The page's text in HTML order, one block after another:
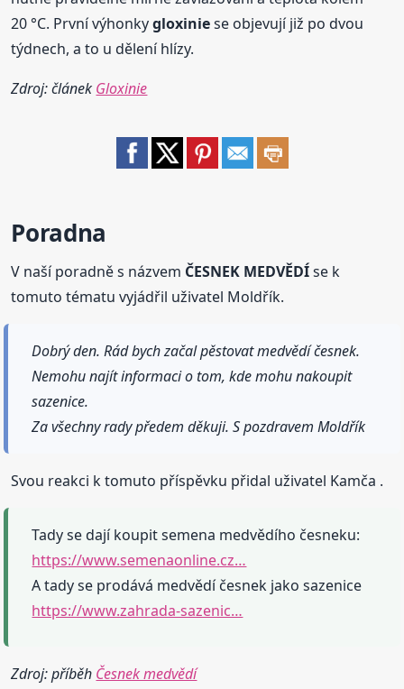
20 °C. První výhonkygloxiniese objevují již po dvou
týdnech, a to u dělení hlízy.
Zdroj: článek Gloxinie
Poradna
V naší poradně s názvem ČESNEK MEDVĚDÍse k
tomuto tématu vyjádřil uživatel Moldřík.
Dobrý den. Rád bych začal pěstovat medvědí česnek.
Nemohu najít informaci o tom, kde mohu nakoupit
sazenice.
Za všechny rady předem děkuji. S pozdravem Moldřík
Svou reakci k tomuto příspěvku přidal uživatel Kamča .
Tady se dají koupit semena medvědího česneku:
https://www.semenaonline.cz…
A tady se prodává medvědí česnek jako sazenice
https://www.zahrada-sazenic…
Zdroj: příběh Česnek medvědí